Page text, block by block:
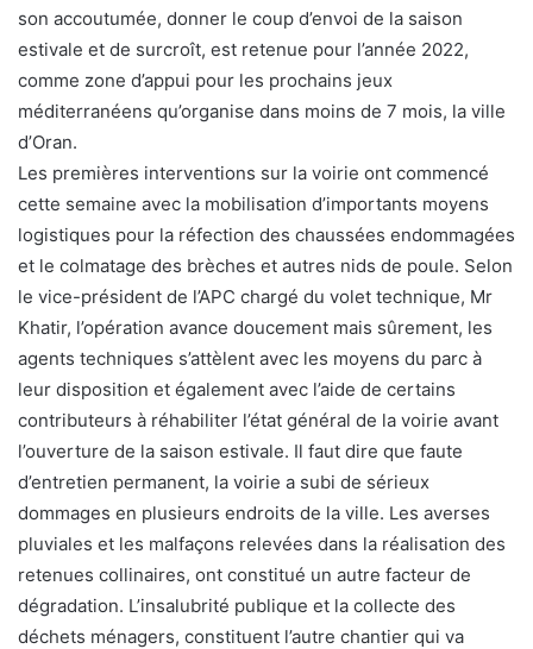
son accoutumée, donner le coup d’envoi de la saison
estivale et de surcroît, est retenue pour l’année 2022,
comme zone d’appui pour les prochains jeux
méditerranéens qu’organise dans moins de 7 mois, la ville
d’Oran.
Les premières interventions sur la voirie ont commencé
cette semaine avec la mobilisation d’importants moyens
logistiques pour la réfection des chaussées endommagées
et le colmatage des brèches et autres nids de poule. Selon
le vice-président de l’APC chargé du volet technique, Mr
Khatir, l’opération avance doucement mais sûrement, les
agents techniques s’attèlent avec les moyens du parc à
leur disposition et également avec l’aide de certains
contributeurs à réhabiliter l’état général de la voirie avant
l’ouverture de la saison estivale. Il faut dire que faute
d’entretien permanent, la voirie a subi de sérieux
dommages en plusieurs endroits de la ville. Les averses
pluviales et les malfaçons relevées dans la réalisation des
retenues collinaires, ont constitué un autre facteur de
dégradation. L’insalubrité publique et la collecte des
déchets ménagers, constituent l’autre chantier qui va